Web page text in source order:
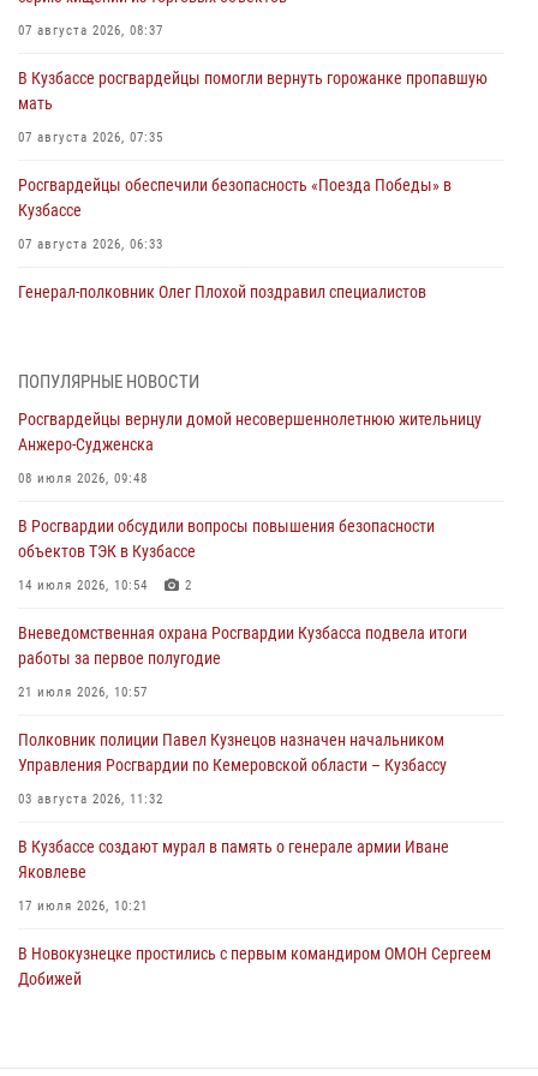
07 августа 2026, 08:37
В Кузбассе росгвардейцы помогли вернуть горожанке пропавшую
мать
07 августа 2026, 07:35
Росгвардейцы обеспечили безопасность «Поезда Победы» в
Кузбассе
07 августа 2026, 06:33
Генерал-полковник Олег Плохой поздравил специалистов
07 августа 2026, 05:32
С 1 сентября 2026 года вступает в силу новый федеральный закон о
частной охранной деятельности
06 августа 2026, 10:19
Росгвардейцы задержали предполагаемого виновника причинения
ножевого ранения кемеровчанину
06 августа 2026, 09:18
Росгвардейцы задержали мужчину, повредившего имущество
горожанки
06 августа 2026, 08:17
Росгвардейцы пресекли противоправные действия и защитили
новокузнечанку от агрессивного знакомого
06 августа 2026, 07:16
ПОПУЛЯРНЫЕ НОВОСТИ
Росгвардейцы вернули домой несовершеннолетнюю жительницу
Анжеро-Судженска
08 июля 2026, 09:48
В Росгвардии обсудили вопросы повышения безопасности
объектов ТЭК в Кузбассе
14 июля 2026, 10:54 2
Вневедомственная охрана Росгвардии Кузбасса подвела итоги
работы за первое полугодие
21 июля 2026, 10:57
Полковник полиции Павел Кузнецов назначен начальником
Управления Росгвардии по Кемеровской области – Кузбассу
03 августа 2026, 11:32
В Кузбассе создают мурал в память о генерале армии Иване
Яковлеве
17 июля 2026, 10:21
В Новокузнецке простились с первым командиром ОМОН Сергеем
Добижей